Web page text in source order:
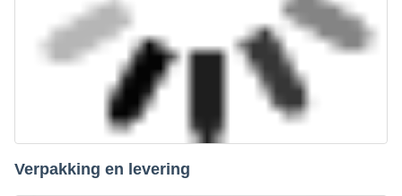
Verpakking en levering